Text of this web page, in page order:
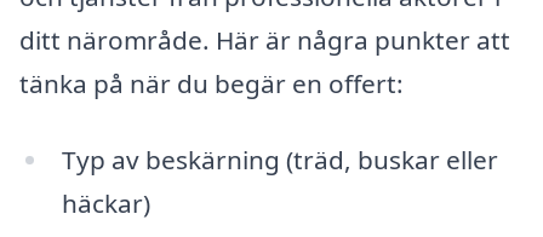
ditt närområde. Här är några punkter att
tänka på när du begär en offert:
Typ av beskärning (träd, buskar eller
häckar)